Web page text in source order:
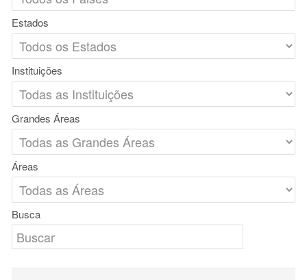
Estados
Instituições
Grandes Áreas
Áreas
Busca